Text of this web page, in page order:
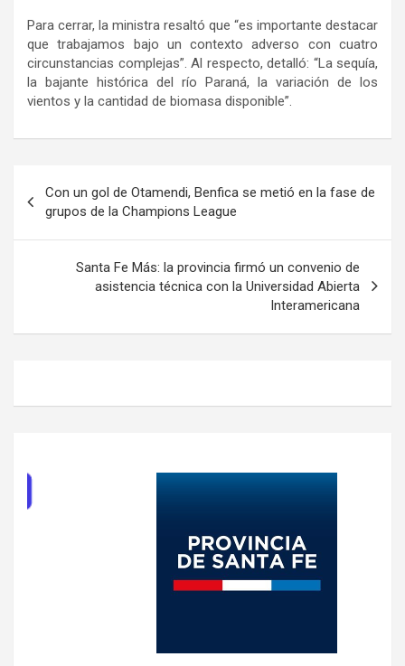
Para cerrar, la ministra resaltó que “es importante destacar
que trabajamos bajo un contexto adverso con cuatro
circunstancias complejas”. Al respecto, detalló: “La sequía,
la bajante histórica del río Paraná, la variación de los
vientos y la cantidad de biomasa disponible”.
de
entradas
Con un gol de Otamendi, Benfica se metió en la fase de
grupos de la Champions League
Santa Fe Más: la provincia firmó un convenio de
asistencia técnica con la Universidad Abierta
Interamericana